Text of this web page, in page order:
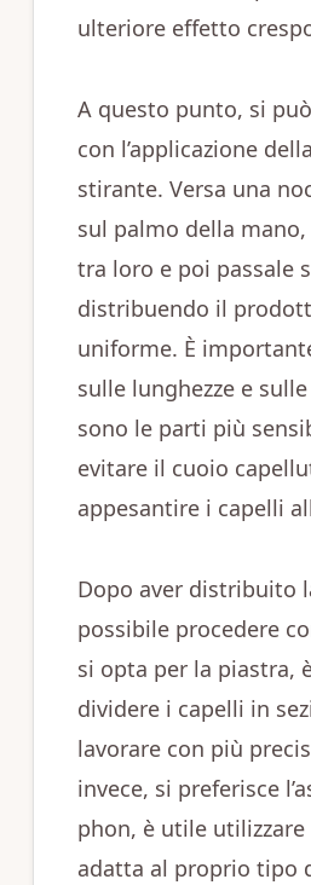
ulteriore effetto
A questo punto, si
con l’applicazione
stirante. Versa una
sul palmo della
tra loro e poi passale
distribuendo il
uniforme. È
sulle lunghezze e
sono le parti più
evitare il cuoio
appesantire i capelli
Dopo aver distribuito
possibile procedere
si opta per la piastra,
dividere i capelli in
lavorare con più
invece, si preferisce
phon, è utile utilizzare
adatta al proprio tipo